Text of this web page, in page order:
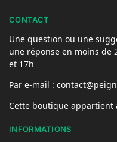
CONTACT
Une question ou une
une réponse en moins
et 17h
Par e-mail :
Cette boutique
INFORMATIONS